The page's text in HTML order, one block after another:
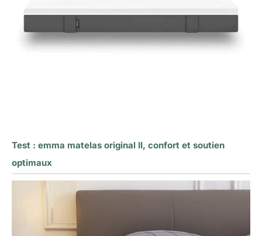
Test : emma matelas original II, confort et soutien
optimaux